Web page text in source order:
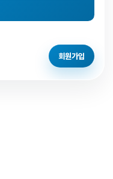
회원가입